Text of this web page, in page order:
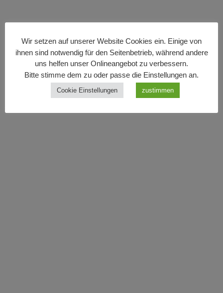
Wir setzen auf unserer Website Cookies ein. Einige von
ihnen sind notwendig für den Seitenbetrieb, während andere
uns helfen unser Onlineangebot zu verbessern.
Bitte stimme dem zu oder passe die Einstellungen an.
Cookie Einstellungen zustimmen